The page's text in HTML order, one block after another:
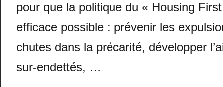
pour que la politique du « Housing
efficace possible : prévenir les
chutes dans la précarité, développer
sur-endettés, …